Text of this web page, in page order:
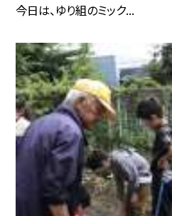
今日は、ゆり組のミック...